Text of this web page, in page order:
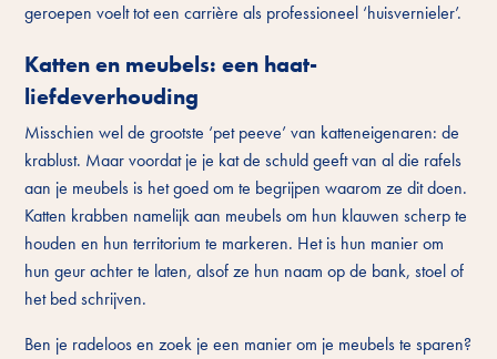
geroepen voelt tot een carrière als professioneel ‘huisvernieler’.
Katten en meubels: een haat-
liefdeverhouding
Misschien wel de grootste ‘pet peeve’ van katteneigenaren: de
krablust. Maar voordat je je kat de schuld geeft van al die rafels
aan je meubels is het goed om te begrijpen waarom ze dit doen.
Katten krabben namelijk aan meubels om hun klauwen scherp te
houden en hun territorium te markeren. Het is hun manier om
hun geur achter te laten, alsof ze hun naam op de bank, stoel of
het bed schrijven.
Ben je radeloos en zoek je een manier om je meubels te sparen?